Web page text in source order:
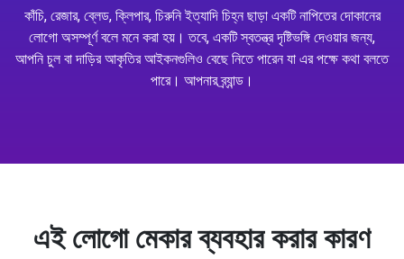
কাঁচি, রেজার, ব্লেড, ক্লিপার, চিরুনি ইত্যাদি চিহ্ন ছাড়া একটি নাপিতের দোকানের
লোগো অসম্পূর্ণ বলে মনে করা হয়। তবে, একটি স্বতন্ত্র দৃষ্টিভঙ্গি দেওয়ার জন্য,
আপনি চুল বা দাড়ির আকৃতির আইকনগুলিও বেছে নিতে পারেন যা এর পক্ষে কথা বলতে
পারে। আপনার ব্র্যান্ড।
এই লোগো মেকার ব্যবহার করার কারণ